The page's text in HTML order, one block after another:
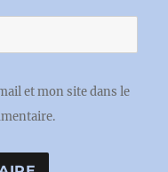
et mon site dans le